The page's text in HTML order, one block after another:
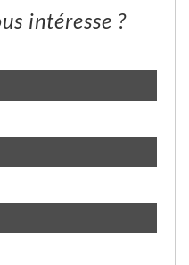
intéresse ?